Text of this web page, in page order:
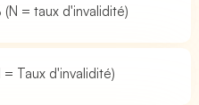
= taux d'invalidité)
Taux d'invalidité)